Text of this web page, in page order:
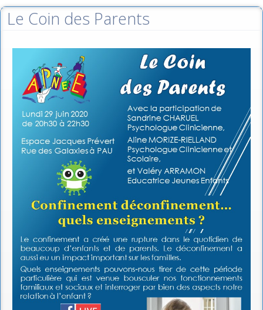
Le Coin des Parents